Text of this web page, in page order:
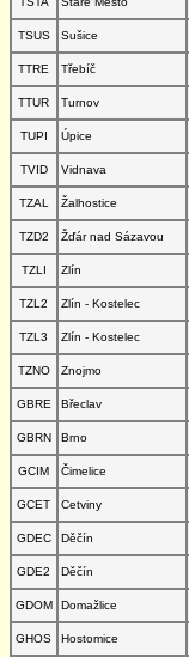
TSUS
Sušice
TTRE
Třebíč
TTUR
Turnov
TUPI
Úpice
TVID
Vidnava
TZAL
Žalhostice
TZD2
Žďár nad Sázavou
TZLI
Zlín
TZL2
Zlín - Kostelec
TZL3
Zlín - Kostelec
TZNO
Znojmo
GBRE
Břeclav
GBRN
Brno
GCIM
Čimelice
GCET
Cetviny
GDEC
Děčín
GDE2
Děčín
GDOM
Domažlice
GHOS
Hostomice